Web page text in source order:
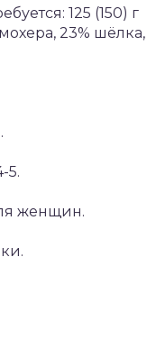
125 (150) г
23% шёлка,
5.
женщин.